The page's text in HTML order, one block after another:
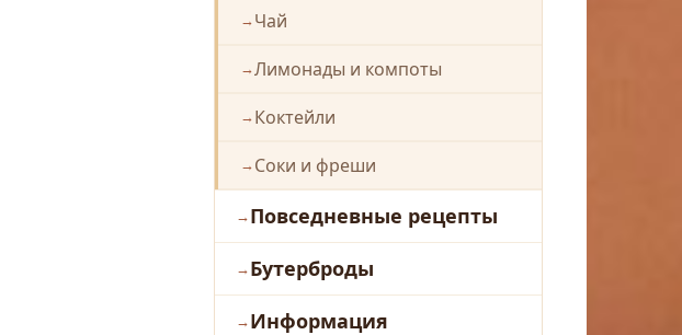
Чай
Лимонады и компоты
Коктейли
Соки и фреши
Повседневные рецепты
Бутерброды
Информация